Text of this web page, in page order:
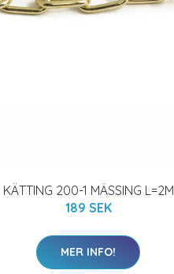
KÄTTING 200-1 MÄSSING L=2M
189 SEK
MER INFO!